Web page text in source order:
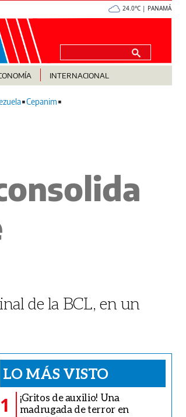
24.0°C | PANAMÁ
INTERNACIONAL
Cepanim
de la BCL, en un
LO MÁS VISTO
1
¡Gritos de auxilio! Una
madrugada de terror en